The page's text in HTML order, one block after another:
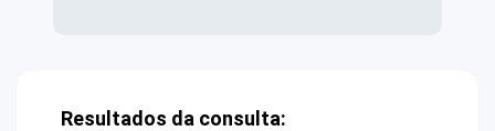
Resultados da consulta: